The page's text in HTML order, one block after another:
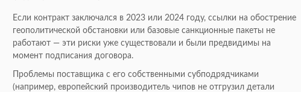
Если контракт заключался в 2023 или 2024 году, ссылки на обострение
геополитической обстановки или базовые санкционные пакеты не
работают — эти риски уже существовали и были предвидимы на
момент подписания договора.
Проблемы поставщика с его собственными субподрядчиками
(например, европейский производитель чипов не отгрузил детали